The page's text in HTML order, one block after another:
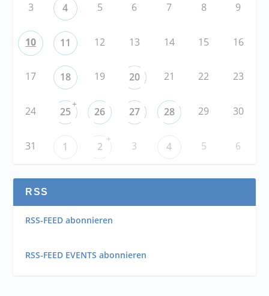
3 4 5 6 7 8 9
10 11 12 13 14 15 16
17 18 19 20 21 22 23
24 25
+
26 27 28 29 30
31 1 2
+
3 4 5 6
RSS
RSS-FEED abonnieren
RSS-FEED EVENTS abonnieren